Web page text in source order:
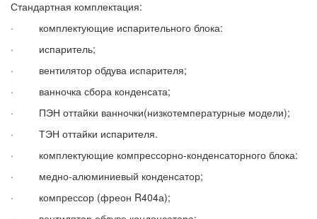
Стандартная комплектация:
· комплектующие испарительного блока:
· испаритель;
· вентилятор обдува испарителя;
· ванночка сбора конденсата;
· ПЭН оттайки ванночки(низкотемпературные модели);
· ТЭН оттайки испарителя.
· комплектующие компрессорно-конденсаторного блока:
· медно-алюминиевый конденсатор;
· компрессор (фреон R404а);